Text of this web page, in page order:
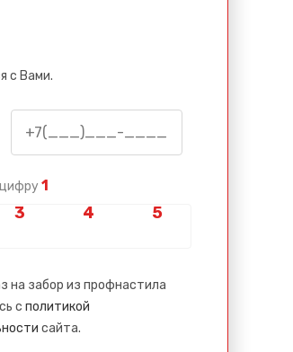
с Вами.
1
на забор из профнастила
с политикой
сайта.